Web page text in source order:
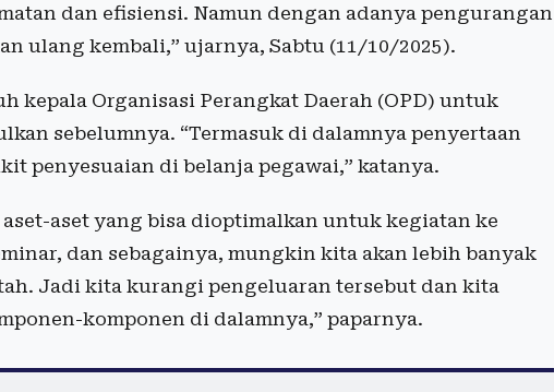
dan efisiensi. Namun dengan adanya pengurangan
ulang kembali,” ujarnya, Sabtu (11/10/2025).
kepala Organisasi Perangkat Daerah (OPD) untuk
sebelumnya. “Termasuk di dalamnya penyertaan
penyesuaian di belanja pegawai,” katanya.
aset yang bisa dioptimalkan untuk kegiatan ke
dan sebagainya, mungkin kita akan lebih banyak
Jadi kita kurangi pengeluaran tersebut dan kita
komponen di dalamnya,” paparnya.